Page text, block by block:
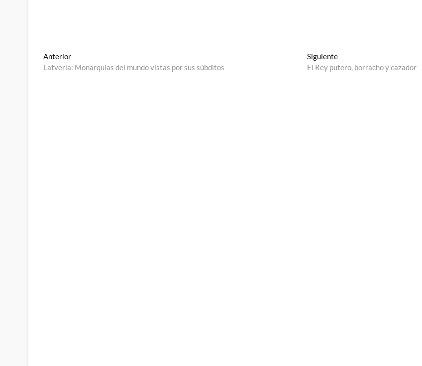
Navegación
de
AnteriorEntrada
anterior:
Latveria: Monarquías del mundo vistas por sus súbditos
SiguienteEntrada
siguiente:
El Rey putero, borracho y cazador